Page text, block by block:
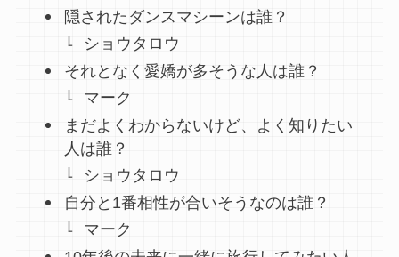
隠されたダンスマシーンは誰？
ショウタロウ
それとなく愛嬌が多そうな人は誰？
マーク
まだよくわからないけど、よく知りたい
人は誰？
ショウタロウ
自分と1番相性が合いそうなのは誰？
マーク